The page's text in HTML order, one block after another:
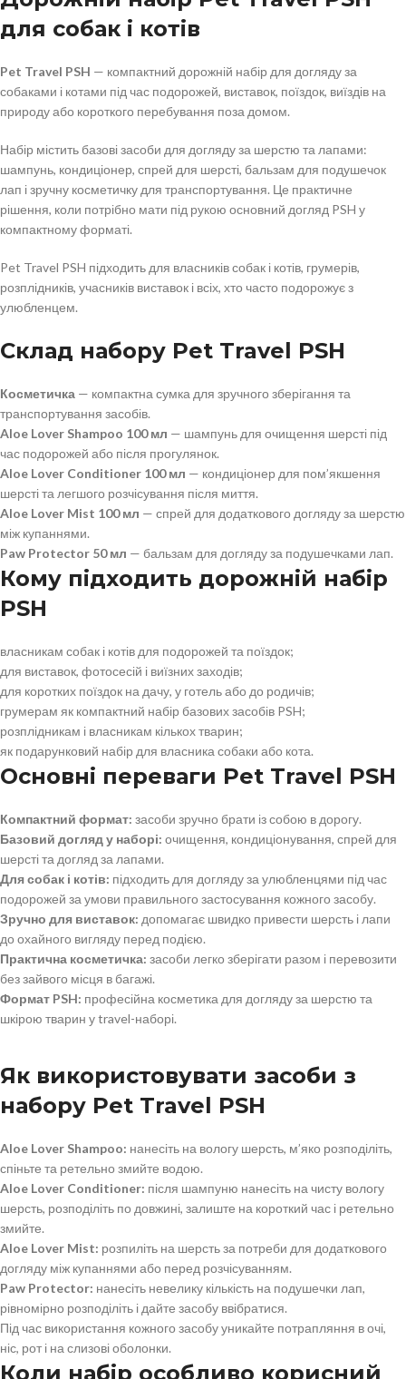
для собак і котів
Pet Travel PSH — компактний дорожній набір для догляду за
собаками і котами під час подорожей, виставок, поїздок, виїздів на
природу або короткого перебування поза домом.
Набір містить базові засоби для догляду за шерстю та лапами:
шампунь, кондиціонер, спрей для шерсті, бальзам для подушечок
лап і зручну косметичку для транспортування. Це практичне
рішення, коли потрібно мати під рукою основний догляд PSH у
компактному форматі.
Pet Travel PSH підходить для власників собак і котів, грумерів,
розплідників, учасників виставок і всіх, хто часто подорожує з
улюбленцем.
Склад набору Pet Travel PSH
Косметичка — компактна сумка для зручного зберігання та
транспортування засобів.
Aloe Lover Shampoo 100 мл — шампунь для очищення шерсті під
час подорожей або після прогулянок.
Aloe Lover Conditioner 100 мл — кондиціонер для пом’якшення
шерсті та легшого розчісування після миття.
Aloe Lover Mist 100 мл — спрей для додаткового догляду за шерстю
між купаннями.
Paw Protector 50 мл — бальзам для догляду за подушечками лап.
Кому підходить дорожній набір
PSH
власникам собак і котів для подорожей та поїздок;
для виставок, фотосесій і виїзних заходів;
для коротких поїздок на дачу, у готель або до родичів;
грумерам як компактний набір базових засобів PSH;
розплідникам і власникам кількох тварин;
як подарунковий набір для власника собаки або кота.
Основні переваги Pet Travel PSH
Компактний формат: засоби зручно брати із собою в дорогу.
Базовий догляд у наборі: очищення, кондиціонування, спрей для
шерсті та догляд за лапами.
Для собак і котів: підходить для догляду за улюбленцями під час
подорожей за умови правильного застосування кожного засобу.
Зручно для виставок: допомагає швидко привести шерсть і лапи
до охайного вигляду перед подією.
Практична косметичка: засоби легко зберігати разом і перевозити
без зайвого місця в багажі.
Формат PSH: професійна косметика для догляду за шерстю та
шкірою тварин у travel-наборі.
Як використовувати засоби з
набору Pet Travel PSH
Aloe Lover Shampoo: нанесіть на вологу шерсть, м’яко розподіліть,
спіньте та ретельно змийте водою.
Aloe Lover Conditioner: після шампуню нанесіть на чисту вологу
шерсть, розподіліть по довжині, залиште на короткий час і ретельно
змийте.
Aloe Lover Mist: розпиліть на шерсть за потреби для додаткового
догляду між купаннями або перед розчісуванням.
Paw Protector: нанесіть невелику кількість на подушечки лап,
рівномірно розподіліть і дайте засобу ввібратися.
Під час використання кожного засобу уникайте потрапляння в очі,
ніс, рот і на слизові оболонки.
Коли набір особливо корисний